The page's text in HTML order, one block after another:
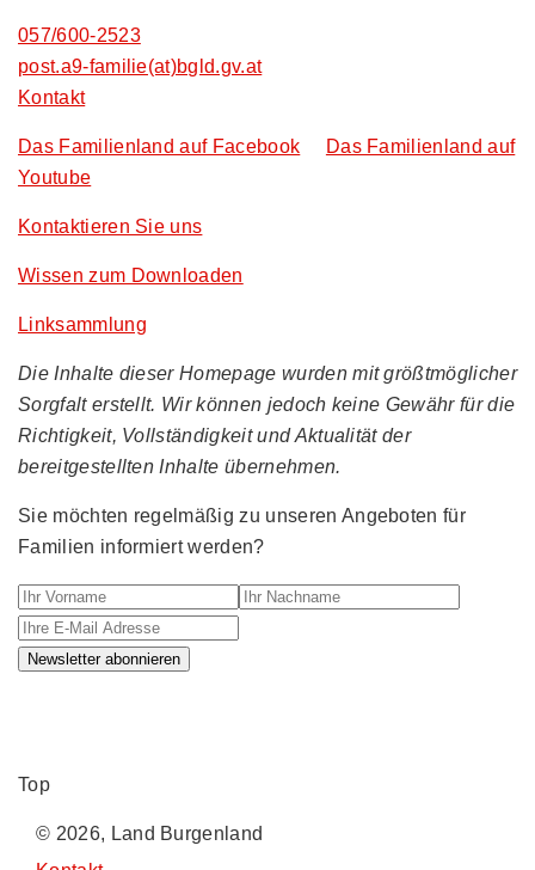
057/600-2523
post.a9-familie(at)bgld.gv.at
Kontakt
Das Familienland auf Facebook
Das Familienland auf
Youtube
Kontaktieren Sie uns
Wissen zum Downloaden
Linksammlung
Die Inhalte dieser Homepage wurden mit größtmöglicher
Sorgfalt erstellt. Wir können jedoch keine Gewähr für die
Richtigkeit, Vollständigkeit und Aktualität der
bereitgestellten Inhalte übernehmen.
Sie möchten regelmäßig zu unseren Angeboten für
Familien informiert werden?
Ihr Vorname Ihr Nachname
Newsletter abonnieren
Top
© 2026, Land Burgenland